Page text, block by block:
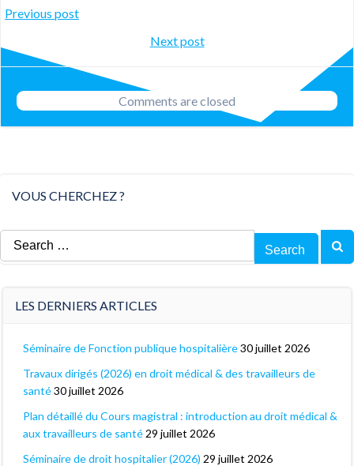
Post
navigation
Previous post
Post
navigation
Next post
Comments are closed
VOUS CHERCHEZ ?
Search
for:
LES DERNIERS ARTICLES
Séminaire de Fonction publique hospitalière30 juillet 2026
Travaux dirigés (2026) en droit médical & des travailleurs de
santé30 juillet 2026
Plan détaillé du Cours magistral : introduction au droit médical &
aux travailleurs de santé 29 juillet 2026
Séminaire de droit hospitalier (2026) 29 juillet 2026